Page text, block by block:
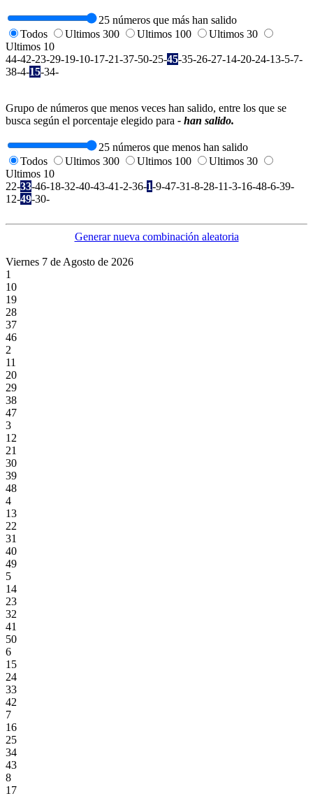
25 números que más han salido
Todos
Ultimos 300 Ultimos 100
Ultimos 30
Ultimos 10
44-42-23-29-19-10-17-21-37-50-25-45-35-26-27-14-20-24-13-5-7-
38-4-15-34-
Grupo de números que menos veces han salido, entre los que se
busca según el porcentaje elegido para - han salido.
25 números que menos han salido
Todos
Ultimos 300 Ultimos 100
Ultimos 30
Ultimos 10
22-33-46-18-32-40-43-41-2-36-1-9-47-31-8-28-11-3-16-48-6-39-
12-49-30-
Generar nueva combinación aleatoria
Viernes 7 de Agosto de 2026
1
10
19
28
37
46
2
11
20
29
38
47
3
12
21
30
39
48
4
13
22
31
40
49
5
14
23
32
41
50
6
15
24
33
42
7
16
25
34
43
8
17